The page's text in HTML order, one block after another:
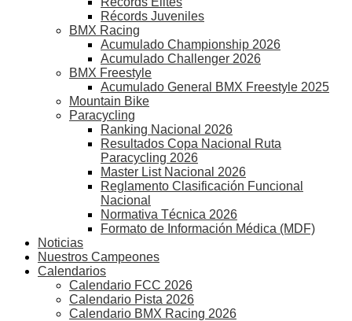
Récords Juveniles
BMX Racing
Acumulado Championship 2026
Acumulado Challenger 2026
BMX Freestyle
Acumulado General BMX Freestyle 2025
Mountain Bike
Paracycling
Ranking Nacional 2026
Resultados Copa Nacional Ruta
Paracycling 2026
Master List Nacional 2026
Reglamento Clasificación Funcional
Nacional
Normativa Técnica 2026
Formato de Información Médica (MDF)
Noticias
Nuestros Campeones
Calendarios
Calendario FCC 2026
Calendario Pista 2026
Calendario BMX Racing 2026